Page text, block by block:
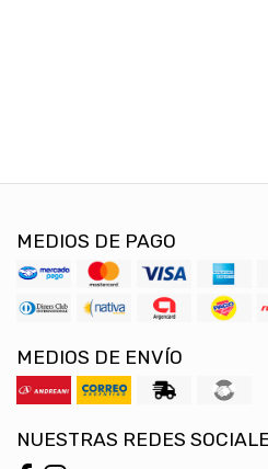
MEDIOS DE PAGO
MEDIOS DE ENVÍO
NUESTRAS REDES